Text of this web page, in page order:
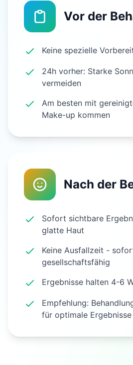
Vor der
Keine spezielle
24h vorher: Starke
vermeiden
Am besten mit
Make-up kommen
Nach der
Sofort sichtbare
glatte Haut
Keine Ausfallzeit -
gesellschaftsfähig
Ergebnisse halten 4-6
Empfehlung:
für optimale Ergebnisse